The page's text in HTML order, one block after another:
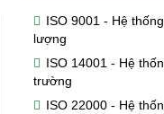
ISO 9001 - Hệ
lượng
ISO 14001 - Hệ
trường
ISO 22000 - Hệ